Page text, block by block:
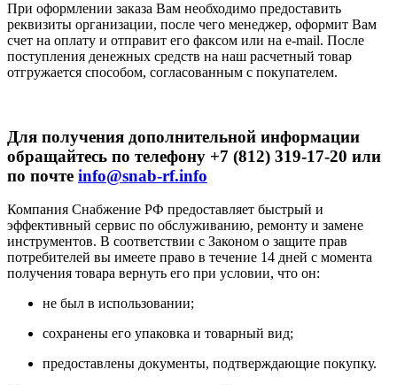
При оформлении заказа Вам необходимо предоставить
реквизиты организации, после чего менеджер, оформит Вам
счет на оплату и отправит его факсом или на e-mail. После
поступления денежных средств на наш расчетный товар
отгружается способом, согласованным с покупателем.
Для получения дополнительной информации
обращайтесь по телефону +7 (812) 319-17-20 или
по почте info@snab-rf.info
Компания Снабжение РФ предоставляет быстрый и
эффективный сервис по обслуживанию, ремонту и замене
инструментов. В соответствии с Законом о защите прав
потребителей вы имеете право в течение 14 дней с момента
получения товара вернуть его при условии, что он:
не был в использовании;
сохранены его упаковка и товарный вид;
предоставлены документы, подтверждающие покупку.